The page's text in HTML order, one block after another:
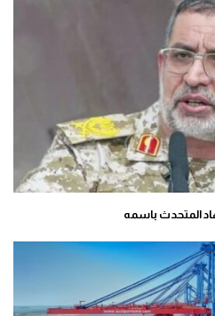
المتحدث باسمه